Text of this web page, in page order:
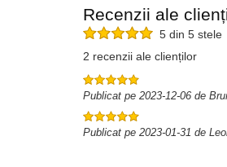
Recenzii ale
5 din 5 stele
2 recenzii ale clienților
Publicat pe 2023-12-06 de
Publicat pe 2023-01-31 de